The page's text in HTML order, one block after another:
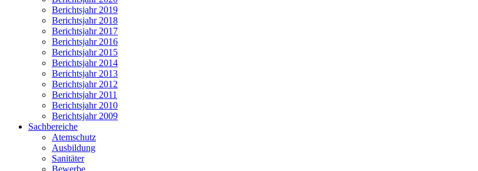
Berichtsjahr 2019
Berichtsjahr 2018
Berichtsjahr 2017
Berichtsjahr 2016
Berichtsjahr 2015
Berichtsjahr 2014
Berichtsjahr 2013
Berichtsjahr 2012
Berichtsjahr 2011
Berichtsjahr 2010
Berichtsjahr 2009
Sachbereiche
Atemschutz
Ausbildung
Sanitäter
Bewerbe